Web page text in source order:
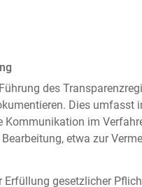
des
Dies umfasst
im
etwa zur
gesetzlicher